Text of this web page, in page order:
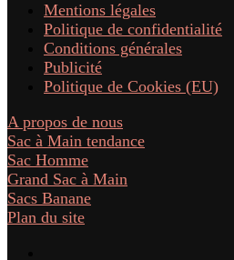
Mentions légales
Politique de confidentialité
Conditions générales
Publicité
Politique de Cookies (EU)
A propos de nous
Sac à Main tendance
Sac Homme
Grand Sac à Main
Sacs Banane
Plan du site